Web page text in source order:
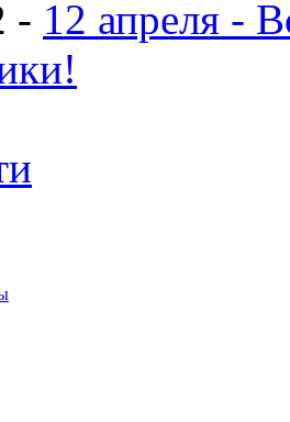
- 12 апреля -